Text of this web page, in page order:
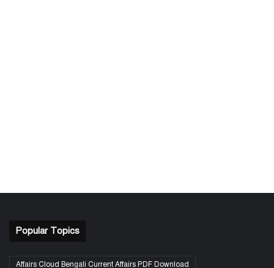
Popular Topics
Affairs Cloud Bengali Current Affairs PDF Download